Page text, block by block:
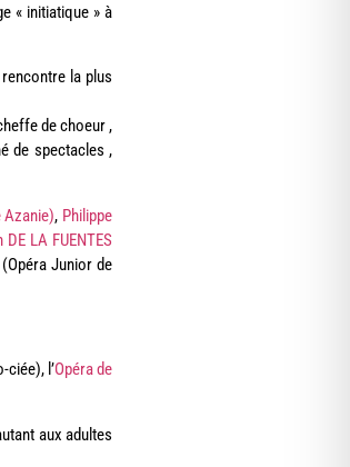
« initiatique » à
la plus
de choeur ,
de spectacles ,
Azanie), Philippe
DE LA FUENTES
(Opéra Junior de
l’Opéra de
aux adultes